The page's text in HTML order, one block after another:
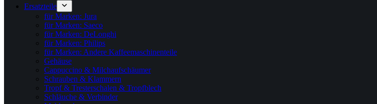
Ersatzteile
für Marken: Jura
für Marken: Saeco
für Marken: DeLonghi
für Marken: Philips
für Marken: Andere Kaffeemaschinenteile
Gehäuse
Cappuccino & Milchaufschäumer
Schrauben & Klammern
Tropf & Tresterschalen & Tropfblech
Schläuche & Verbinder